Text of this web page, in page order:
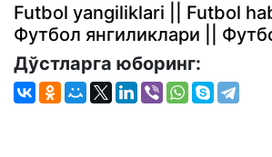
Futbol yangiliklari || Futbol
Футбол янгиликлари ||
Дўстларга юборинг: